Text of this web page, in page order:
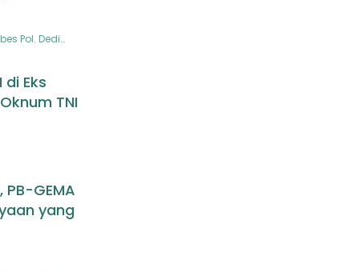
Pol. Dedi…
Eks
TNI
GEMA
yang